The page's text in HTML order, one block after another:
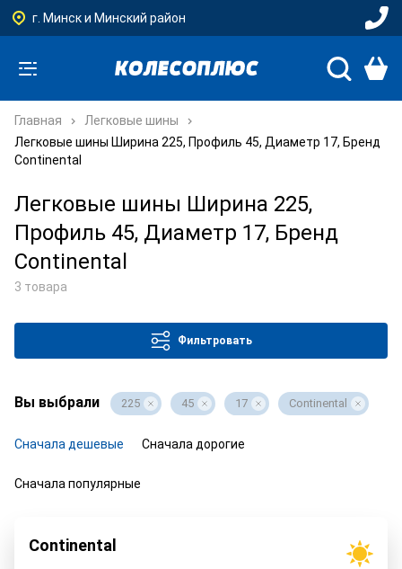
г. Минск и Минский район
Главная
Легковые шины
Легковые шины Ширина 225, Профиль 45, Диаметр 17, Бренд
Continental
Легковые шины Ширина 225,
Профиль 45, Диаметр 17, Бренд
Continental
3 товара
Фильтровать
Вы выбрали 225 45 17 Continental
Сначала дешевые Сначала дорогие
Сначала популярные
Continental